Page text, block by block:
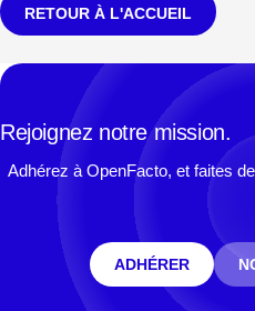
RETOUR À L'ACCUEIL
Rejoignez notre mission.
Adhérez à OpenFacto, et faites
ADHÉRER